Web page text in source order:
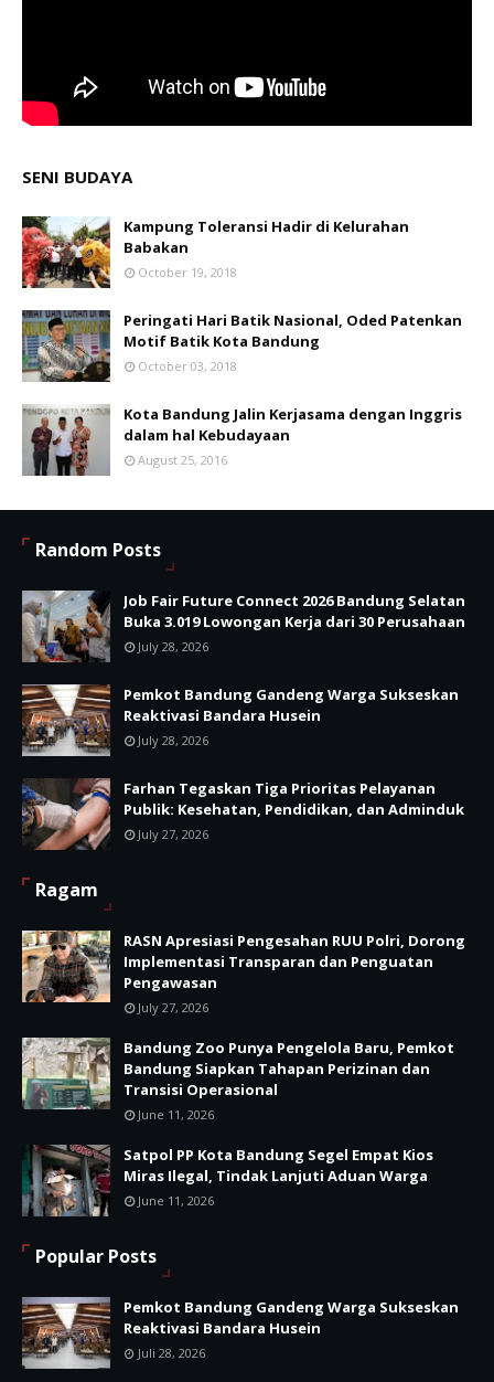
SENI BUDAYA
Kampung Toleransi Hadir di Kelurahan
Babakan
October 19, 2018
Peringati Hari Batik Nasional, Oded Patenkan
Motif Batik Kota Bandung
October 03, 2018
Kota Bandung Jalin Kerjasama dengan Inggris
dalam hal Kebudayaan
August 25, 2016
Random Posts
Job Fair Future Connect 2026 Bandung Selatan
Buka 3.019 Lowongan Kerja dari 30 Perusahaan
July 28, 2026
Pemkot Bandung Gandeng Warga Sukseskan
Reaktivasi Bandara Husein
July 28, 2026
Farhan Tegaskan Tiga Prioritas Pelayanan
Publik: Kesehatan, Pendidikan, dan Adminduk
July 27, 2026
Ragam
RASN Apresiasi Pengesahan RUU Polri, Dorong
Implementasi Transparan dan Penguatan
Pengawasan
July 27, 2026
Bandung Zoo Punya Pengelola Baru, Pemkot
Bandung Siapkan Tahapan Perizinan dan
Transisi Operasional
June 11, 2026
Satpol PP Kota Bandung Segel Empat Kios
Miras Ilegal, Tindak Lanjuti Aduan Warga
June 11, 2026
Popular Posts
Pemkot Bandung Gandeng Warga Sukseskan
Reaktivasi Bandara Husein
Juli 28, 2026